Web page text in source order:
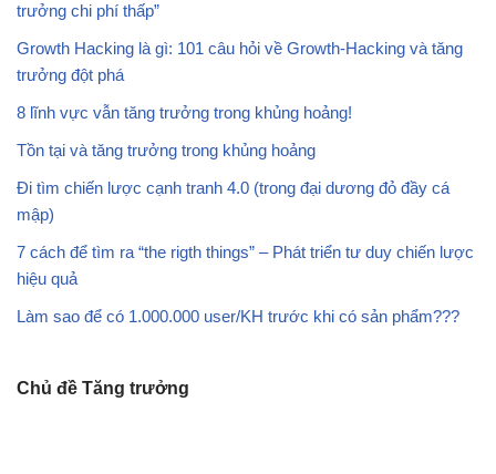
trưởng chi phí thấp”
Growth Hacking là gì: 101 câu hỏi về Growth-Hacking và tăng
trưởng đột phá
8 lĩnh vực vẫn tăng trưởng trong khủng hoảng!
Tồn tại và tăng trưởng trong khủng hoảng
Đi tìm chiến lược cạnh tranh 4.0 (trong đại dương đỏ đầy cá
mập)
7 cách để tìm ra “the rigth things” – Phát triển tư duy chiến lược
hiệu quả
Làm sao để có 1.000.000 user/KH trước khi có sản phẩm???
Chủ đề Tăng trưởng